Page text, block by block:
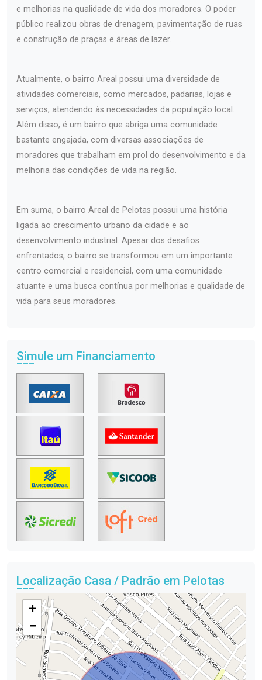
e melhorias na qualidade de vida dos moradores. O poder
público realizou obras de drenagem, pavimentação de ruas
e construção de praças e áreas de lazer.
Atualmente, o bairro Areal possui uma diversidade de
atividades comerciais, como mercados, padarias, lojas e
serviços, atendendo às necessidades da população local.
Além disso, é um bairro que abriga uma comunidade
bastante engajada, com diversas associações de
moradores que trabalham em prol do desenvolvimento e da
melhoria das condições de vida na região.
Em suma, o bairro Areal de Pelotas possui uma história
ligada ao crescimento urbano da cidade e ao
desenvolvimento industrial. Apesar dos desafios
enfrentados, o bairro se transformou em um importante
centro comercial e residencial, com uma comunidade
atuante e uma busca contínua por melhorias e qualidade de
vida para seus moradores.
Simule um Financiamento
Localização Casa / Padrão em Pelotas
+
−